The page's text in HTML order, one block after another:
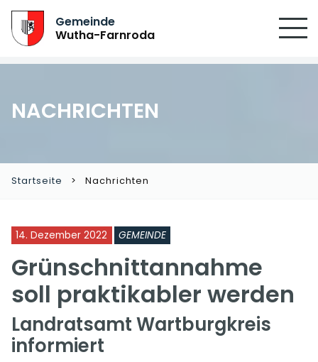
Gemeinde
Wutha-Farnroda
NACHRICHTEN
Startseite Nachrichten
14. Dezember 2022 GEMEINDE
Grünschnittannahme
soll praktikabler werden
Landratsamt Wartburgkreis
informiert